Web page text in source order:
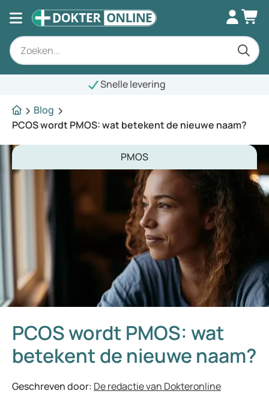
Blog
PCOS wordt PMOS: wat betekent de nieuwe naam?
PMOS
PCOS wordt PMOS: wat
betekent de nieuwe naam?
Geschreven door: De redactie van Dokteronline